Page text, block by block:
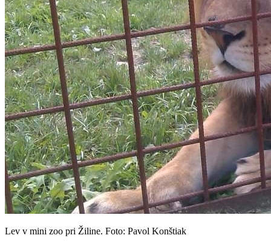
Lev v mini zoo pri Žiline. Foto: Pavol Konštiak